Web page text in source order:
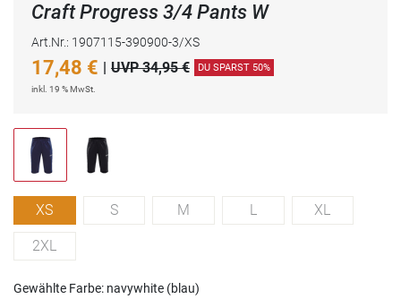
Craft Progress 3/4 Pants W
Art.Nr.: 1907115-390900-3/XS
17,48 € | UVP 34,95 € DU SPARST 50%
inkl. 19 % MwSt.
XS S M L XL
2XL
Gewählte Farbe: navywhite (blau)